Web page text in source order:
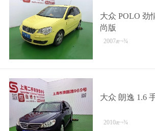
大众 POLO 劲
尚版
2007æ¬¾
大众 朗逸 1.6
2010æ¬¾